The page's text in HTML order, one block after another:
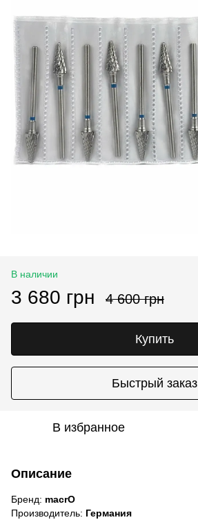
В наличии
3 680 грн 4 600 грн
Купить
Быстрый заказ
В избранное
Описание
Бренд: macrO
Производитель: Германия